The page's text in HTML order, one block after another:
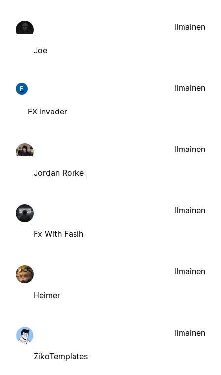
Joe
Ilmainen
F
FX invader
Ilmainen
Jordan Rorke
Ilmainen
Fx With Fasih
Ilmainen
Heimer
Ilmainen
ZikoTemplates
Ilmainen